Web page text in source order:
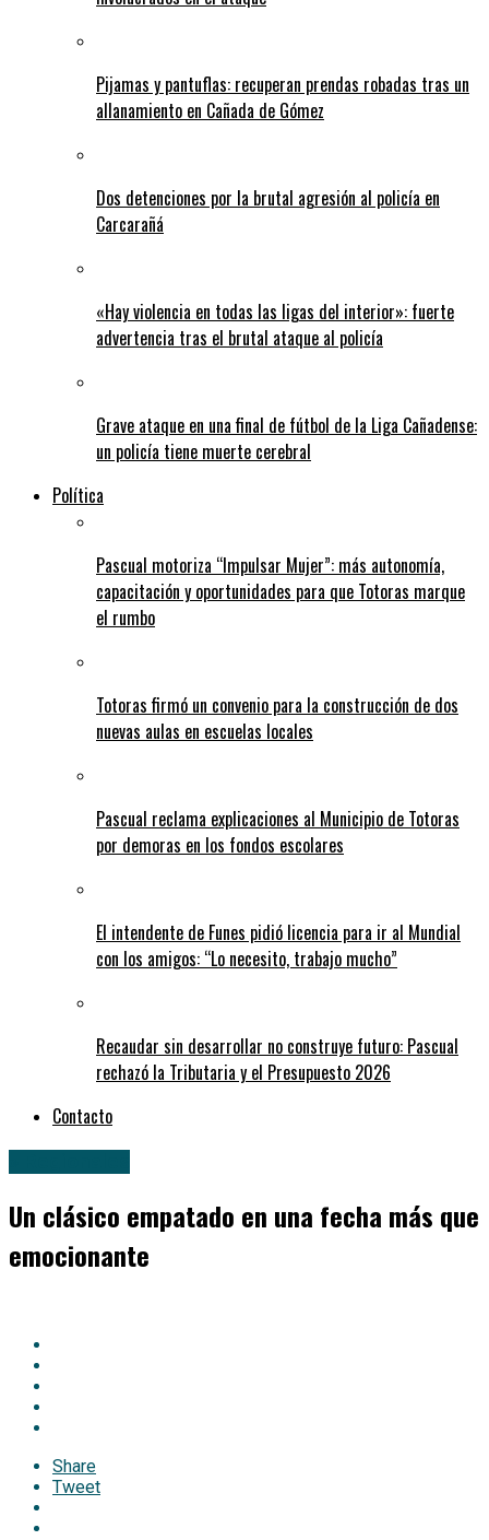
Pijamas y pantuflas: recuperan prendas robadas tras un
allanamiento en Cañada de Gómez
Dos detenciones por la brutal agresión al policía en
Carcarañá
«Hay violencia en todas las ligas del interior»: fuerte
advertencia tras el brutal ataque al policía
Grave ataque en una final de fútbol de la Liga Cañadense:
un policía tiene muerte cerebral
Política
Pascual motoriza “Impulsar Mujer”: más autonomía,
capacitación y oportunidades para que Totoras marque
el rumbo
Totoras firmó un convenio para la construcción de dos
nuevas aulas en escuelas locales
Pascual reclama explicaciones al Municipio de Totoras
por demoras en los fondos escolares
El intendente de Funes pidió licencia para ir al Mundial
con los amigos: “Lo necesito, trabajo mucho”
Recaudar sin desarrollar no construye futuro: Pascual
rechazó la Tributaria y el Presupuesto 2026
Contacto
Un clásico empatado en una fecha más que
emocionante
Share
Tweet